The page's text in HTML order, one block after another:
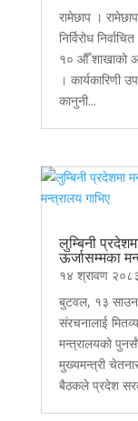
रामेछाप ।
निर्विरोध
१० औँ शाखाको
। कार्यकारिणी
कानुनी...
लुम्बिनी
ऊर्जासम्मका
१४ श्रावण
बुटवल, १३
संरचनालाई
मन्त्रालयको
मुख्यमन्त्री
बैठकले प्रदेश